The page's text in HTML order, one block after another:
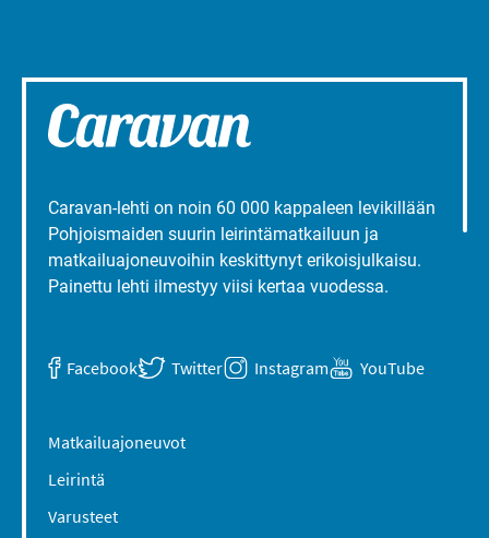
Caravan-lehti on noin 60 000 kappaleen levikillään
Pohjoismaiden suurin leirintämatkailuun ja
matkailuajoneuvoihin keskittynyt erikoisjulkaisu.
Painettu lehti ilmestyy viisi kertaa vuodessa.
Facebook Twitter Instagram YouTube
Matkailuajoneuvot
Leirintä
Varusteet